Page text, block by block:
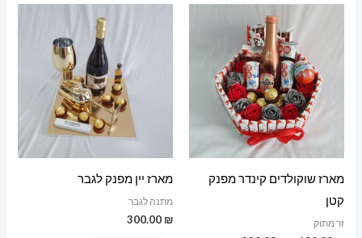
מארז שוקולדים קינדר מפנק
קטן
זר מתוק
מארז יין מפנק לגבר
מתנה לגבר
300.00 ₪